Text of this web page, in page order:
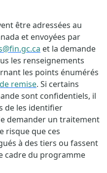
être adressées au
et envoyées par
et la demande
les renseignements
les points énumérés
remise. Si certains
sont confidentiels, il
de les identifier
demander un traitement
risque que ces
à des tiers ou fassent
cadre du programme